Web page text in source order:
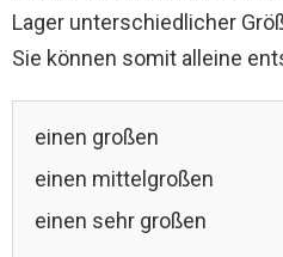
Lager unterschiedlicher
Sie können somit alleine
einen großen
einen mittelgroßen
einen sehr großen